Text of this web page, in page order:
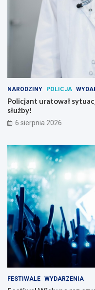
NARODZINY POLICJA
Policjant uratował
służby!
6 sierpnia 2026
FESTIWALE WYDARZENIA